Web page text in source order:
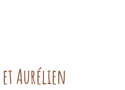
Aurélien